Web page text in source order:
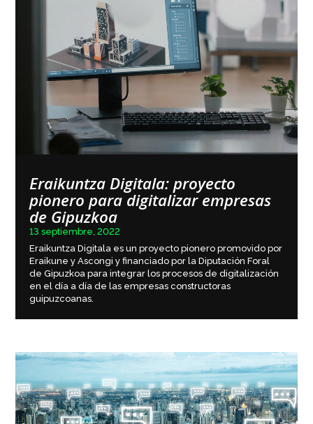
Eraikuntza Digitala: proyecto
pionero para digitalizar empresas
de Gipuzkoa
13 septiembre, 2022
Eraikuntza Digitala es un proyecto pionero promovido por
Eraikune y Ascongi y financiado por la Diputación Foral
de Gipuzkoa para integrar los procesos de digitalización
en el día a día de las empresas constructoras
guipuzcoanas.